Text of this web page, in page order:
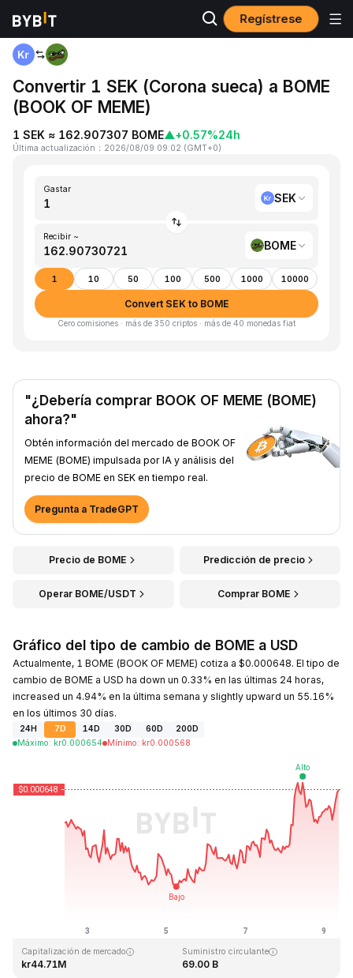
Regístrese
Inicio SEK to BOME
Convertir 1 SEK (Corona sueca) a BOME
(BOOK OF MEME)
1 SEK ≈ 162.907307 BOME▲+0.57%24h
Última actualización ： 2026/08/09 09:02 (GMT+0)
Gastar
SEK
Recibir ~
BOME
1 10 50 100 500 1000 10000
Convert SEK to BOME
Cero comisiones · más de 350 criptos · más de 40 monedas fiat
"¿Debería comprar BOOK OF MEME (BOME)
ahora?"
Obtén información del mercado de BOOK OF
MEME (BOME) impulsada por IA y análisis del
precio de BOME en SEK en tiempo real.
Pregunta a TradeGPT
Precio de BOME Predicción de precio
Operar BOME/USDT Comprar BOME
Gráfico del tipo de cambio de BOME a USD
Actualmente, 1 BOME (BOOK OF MEME) cotiza a $0.000648. El tipo de
cambio de BOME a USD ha down un 0.33% en las últimas 24 horas,
increased un 4.94% en la última semana y slightly upward un 55.16%
en los últimos 30 días.
24H 7D 14D 30D 60D
200D
Máximo: kr0.000654 Mínimo: kr0.000568
Última actualización: 2026-08-09, 09:02 GMT+0
Capitalización de mercado
kr44.71M
Suministro circulante
69.00 B